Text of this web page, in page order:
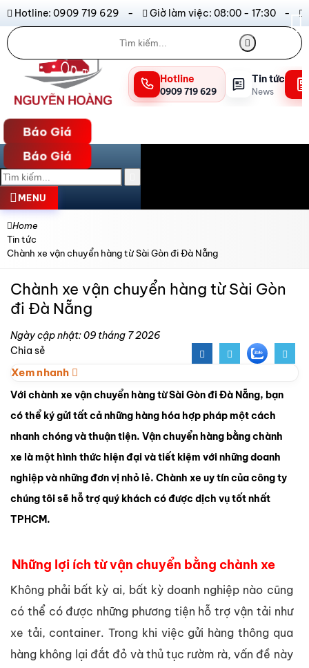
Hotline: 0909 719 629 - Giờ làm việc: 08:00 - 17:30 -
Báo Giá
Hotline
0909 719 629
Tin tức
News
Báo Giá
MENU
Home
Tin tức
Chành xe vận chuyển hàng từ Sài Gòn đi Đà Nẵng
Chành xe vận chuyển hàng từ Sài Gòn
đi Đà Nẵng
Ngày cập nhật: 09 tháng 7 2026
Chia sẻ
Xem nhanh
Với chành xe vận chuyển hàng từ Sài Gòn đi Đà Nẵng, bạn
có thể ký gửi tất cả những hàng hóa hợp pháp một cách
nhanh chóng và thuận tiện. Vận chuyển hàng bằng chành
xe là một hình thức hiện đại và tiết kiệm với những doanh
nghiệp và những đơn vị nhỏ lẻ. Chành xe uy tín của công ty
chúng tôi sẽ hỗ trợ quý khách có được dịch vụ tốt nhất
TPHCM.
Những lợi ích từ vận chuyển bằng chành xe
Không phải bất kỳ ai, bất kỳ doanh nghiệp nào cũng
có thể có được những phương tiện hỗ trợ vận tải như
xe tải, container. Trong khi việc gửi hàng thông qua
hàng không lại đắt đỏ và thủ tục rườm rà, vấn đề này